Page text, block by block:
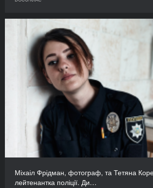
Міхаіл Фрідман, фотограф, та Тетяна
лейтенантка поліції. Ди…